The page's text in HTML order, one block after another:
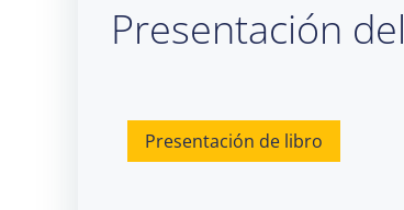
Presentación
Presentación de libro